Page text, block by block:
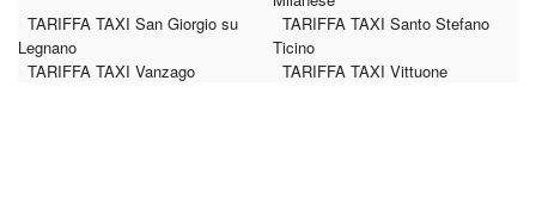
TARIFFA TAXI San Giorgio su
Legnano
TARIFFA TAXI Santo Stefano
Ticino
TARIFFA TAXI Vanzago
TARIFFA TAXI Vittuone